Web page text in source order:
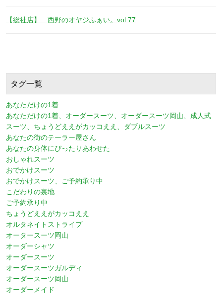
【総社店】 西野のオヤジふぁい。vol.77
タグ一覧
あなただけの1着
あなただけの1着、オーダースーツ、オーダースーツ岡山、成人式
スーツ、ちょうどええがカッコええ、ダブルスーツ
あなたの街のテーラー屋さん
あなたの身体にぴったりあわせた
おしゃれスーツ
おでかけスーツ
おでかけスーツ、ご予約承り中
こだわりの裏地
ご予約承り中
ちょうどええがカッコええ
オルタネイトストライプ
オータースーツ岡山
オーダーシャツ
オーダースーツ
オーダースーツガルディ
オーダースーツ岡山
オーダーメイド